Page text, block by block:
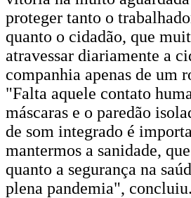
proteger tanto o
quanto o cidadão, que
atravessar diariamente a
companhia apenas de um
"Falta aquele contato
máscaras e o paredão
de som integrado é
mantermos a sanidade,
quanto a segurança na
plena pandemia", concluiu.